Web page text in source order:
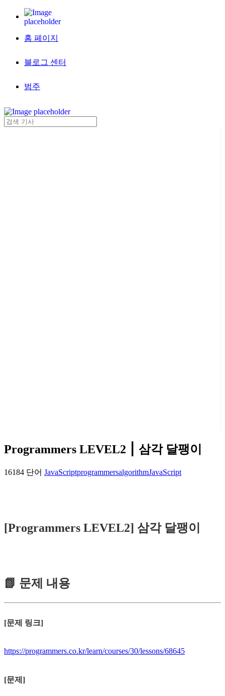
홈 페이지
블로그 센터
범주
Programmers LEVEL2 ⎮ 삼각 달팽이
16184 단어 JavaScriptprogrammersalgorithmJavaScript
[Programmers LEVEL2] 삼각 달팽이
📗 문제 내용
[문제 링크]
https://programmers.co.kr/learn/courses/30/lessons/68645
[문제]